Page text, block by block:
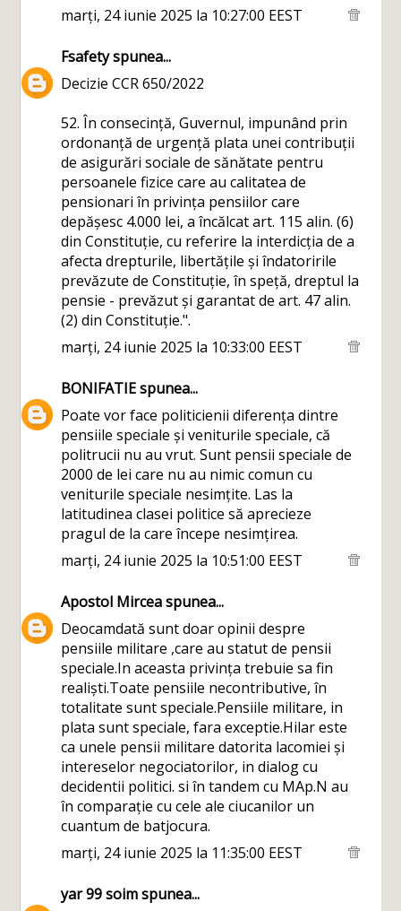
marți, 24 iunie 2025 la 10:27:00 EEST
Fsafetyspunea...
Decizie CCR 650/2022
52. În consecință, Guvernul, impunând prin
ordonanță de urgență plata unei contribuții
de asigurări sociale de sănătate pentru
persoanele fizice care au calitatea de
pensionari în privința pensiilor care
depășesc 4.000 lei, a încălcat art. 115 alin. (6)
din Constituție, cu referire la interdicția de a
afecta drepturile, libertățile și îndatoririle
prevăzute de Constituție, în speță, dreptul la
pensie - prevăzut și garantat de art. 47 alin.
(2) din Constituție.".
marți, 24 iunie 2025 la 10:33:00 EEST
BONIFATIEspunea...
Poate vor face politicienii diferența dintre
pensiile speciale și veniturile speciale, că
politrucii nu au vrut. Sunt pensii speciale de
2000 de lei care nu au nimic comun cu
veniturile speciale nesimțite. Las la
latitudinea clasei politice să aprecieze
pragul de la care începe nesimțirea.
marți, 24 iunie 2025 la 10:51:00 EEST
Apostol Mirceaspunea...
Deocamdată sunt doar opinii despre
pensiile militare ,care au statut de pensii
speciale.In aceasta privința trebuie sa fin
realiști.Toate pensiile necontributive, în
totalitate sunt speciale.Pensiile militare, in
plata sunt speciale, fara exceptie.Hilar este
ca unele pensii militare datorita lacomiei și
intereselor negociatorilor, in dialog cu
decidentii politici. si în tandem cu MAp.N au
în comparație cu cele ale ciucanilor un
cuantum de batjocura.
marți, 24 iunie 2025 la 11:35:00 EEST
yar 99 soimspunea...